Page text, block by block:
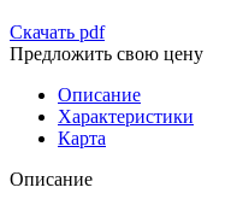
Скачать pdf
Предложить свою цену
Описание
Характеристики
Карта
Описание